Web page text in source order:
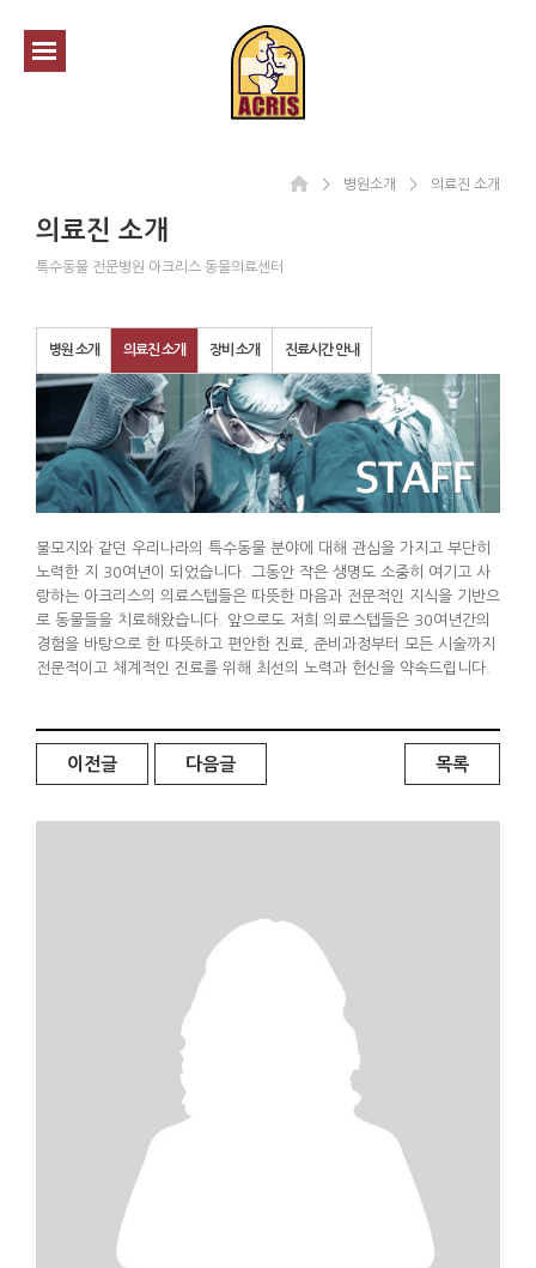
의료진 소개
특수동물 전문병원 아크리스 동물의료센터
＞ 병원소개 ＞ 의료진 소개
병원 소개 의료진 소개 장비 소개 진료시간 안내
불모지와 같던 우리나라의 특수동물 분야에 대해 관심을 가지고 부단히
노력한 지 30여년이 되었습니다. 그동안 작은 생명도 소중히 여기고 사
랑하는 아크리스의 의료스텝들은 따뜻한 마음과 전문적인 지식을 기반으
로 동물들을 치료해왔습니다. 앞으로도 저희 의료스텝들은 30여년간의
경험을 바탕으로 한 따뜻하고 편안한 진료, 준비과정부터 모든 시술까지
전문적이고 체계적인 진료를 위해 최선의 노력과 헌신을 약속드립니다.
이전글 다음글 목록